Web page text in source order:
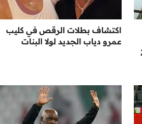
اكتشاف بطلات الرقص في كليب
عمرو دياب الجديد لولا البنات